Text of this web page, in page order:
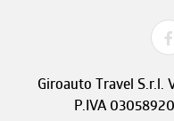
Giroauto Travel S.r.l.
P.IVA